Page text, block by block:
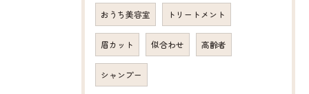
おうち美容室 トリートメント
眉カット 似合わせ 高齢者
シャンプー